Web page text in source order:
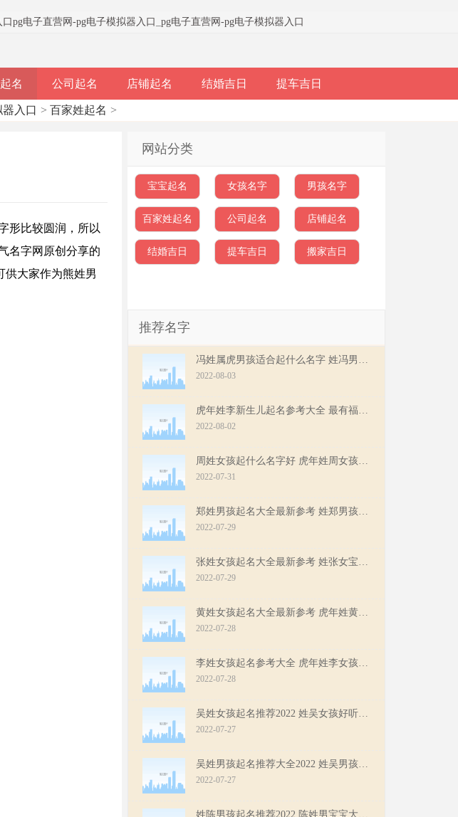
pg电子直营网-pg电子模拟器入口 pg电子直营网-pg电子模拟器入口
名 公司起名 店铺起名 结婚吉日 提车吉日
入口 > 百家姓起名 >
形比较圆润，所以
名字网原创分享的
供大家作为熊姓男
网站分类
宝宝起名 女孩名字 男孩名字
百家姓起名 公司起名 店铺起名
结婚吉日 提车吉日 搬家吉日
推荐名字
2022-08-03
2022-08-02
2022-07-31
2022-07-29
2022-07-29
2022-07-28
2022-07-28
2022-07-27
2022-07-27